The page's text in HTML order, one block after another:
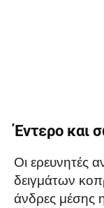
Έντερο και
Οι ερευνητές
δειγμάτων
άνδρες μέσης